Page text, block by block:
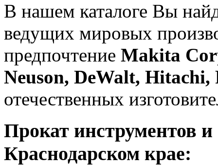
В нашем каталоге Вы
ведущих мировых
предпочтение Makita
Neuson, DeWalt,
отечественных
Прокат инструментов и
Краснодарском крае: